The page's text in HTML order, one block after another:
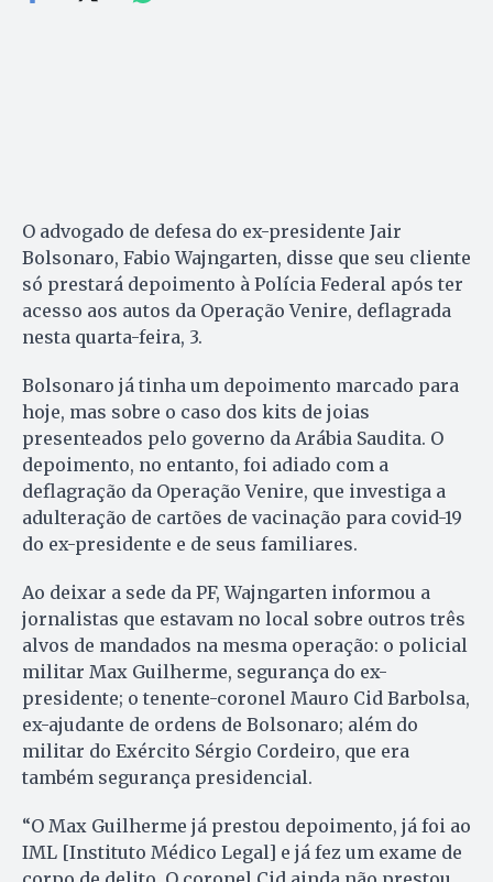
O advogado de defesa do ex-presidente Jair
Bolsonaro, Fabio Wajngarten, disse que seu cliente
só prestará depoimento à Polícia Federal após ter
acesso aos autos da Operação Venire, deflagrada
nesta quarta-feira, 3.
Bolsonaro já tinha um depoimento marcado para
hoje, mas sobre o caso dos kits de joias
presenteados pelo governo da Arábia Saudita. O
depoimento, no entanto, foi adiado com a
deflagração da Operação Venire, que investiga a
adulteração de cartões de vacinação para covid-19
do ex-presidente e de seus familiares.
Ao deixar a sede da PF, Wajngarten informou a
jornalistas que estavam no local sobre outros três
alvos de mandados na mesma operação: o policial
militar Max Guilherme, segurança do ex-
presidente; o tenente-coronel Mauro Cid Barbolsa,
ex-ajudante de ordens de Bolsonaro; além do
militar do Exército Sérgio Cordeiro, que era
também segurança presidencial.
“O Max Guilherme já prestou depoimento, já foi ao
IML [Instituto Médico Legal] e já fez um exame de